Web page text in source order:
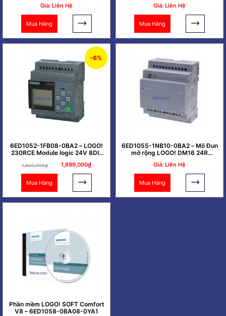
Giá: Liên Hệ
Mua Hàng
Giá: Liên Hệ
Mua Hàng
-6%
6ED1052-1FB08-0BA2 – LOGO!
230RCE Module logic 24V 8DI-
1,800,000₫ 1,699,000₫
Mua Hàng
6ED1055-1NB10-0BA2 – Mô Đun
mở rộng LOGO! DM16 24R
Giá: Liên Hệ
Mua Hàng
Phần mềm LOGO! SOFT Comfort
V8 – 6ED1058-0BA08-0YA1